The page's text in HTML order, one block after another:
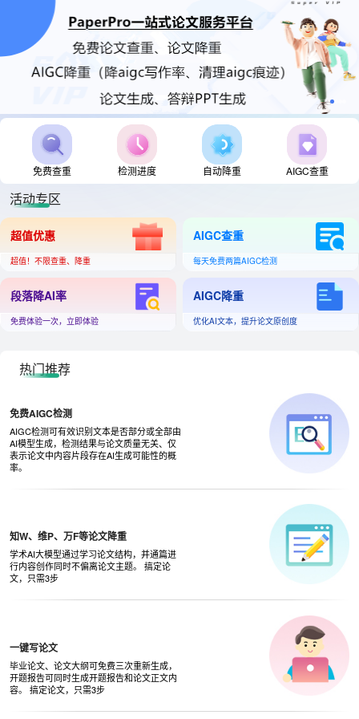
免费查重 检测进度 自动降重 AIGC查重
活动专区
超值优惠
超值！不限查重、降重
AIGC查重
每天免费两篇AIGC检测
段落降AI率
免费体验一次，立即体验
AIGC降重
优化AI文本，提升论文原创度
热门推荐
免费AIGC检测
AIGC检测可有效识别文本是否部分或全部由
AI模型生成，检测结果与论文质量无关、仅
表示论文中内容片段存在AI生成可能性的概
率。
知W、维P、万F等论文降重
学术AI大模型通过学习论文结构，并通篇进
行内容创作同时不偏离论文主题。 搞定论
文，只需3步
一键写论文
毕业论文、论文大纲可免费三次重新生成，
开题报告可同时生成开题报告和论文正文内
容。 搞定论文，只需3步